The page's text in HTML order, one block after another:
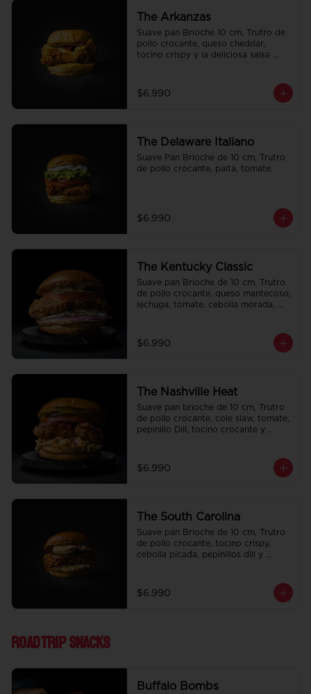
The Arkanzas
Suave pan Brioche 10 cm, Trutro de
pollo crocante, queso cheddar,
tocino crispy y la deliciosa salsa
$6.990
The Delaware Italiano
Suave Pan Brioche de 10 cm, Trutro
de pollo crocante, palta, tomate.
$6.990
The Kentucky Classic
Suave pan Brioche de 10 cm, Trutro
de pollo crocante, queso mantecoso,
lechuga, tomate, cebolla morada,
$6.990
The Nashville Heat
Suave pan brioche de 10 cm, Trutro
de pollo crocante, cole slaw, tomate,
pepinillo Dill, tocino crocante y
$6.990
The South Carolina
Suave pan Brioche de 10 cm, Trutro
de pollo crocante, tocino crispy,
cebolla picada, pepinillos dill y
$6.990
Roadtrip Snacks
Buffalo Bombs